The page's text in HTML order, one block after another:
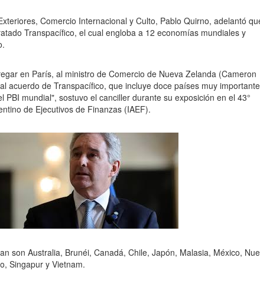
Comercio Internacional y Culto, Pablo Quirno, adelantó
Transpacífico, el cual engloba a 12 economías mundiales y
en París, al ministro de Comercio de Nueva Zelanda (Cameron
acuerdo de Transpacífico, que incluye doce países muy
PBI mundial", sostuvo el canciller durante su exposición en el 43°
de Ejecutivos de Finanzas (IAEF).
son Australia, Brunéi, Canadá, Chile, Japón, Malasia, México,
Singapur y Vietnam.